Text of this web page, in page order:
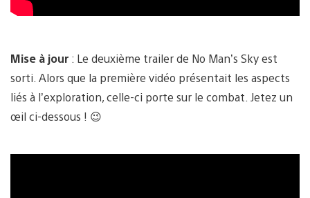
Mise à jour : Le deuxième trailer de No Man’s Sky est
sorti. Alors que la première vidéo présentait les aspects
liés à l’exploration, celle-ci porte sur le combat. Jetez un
œil ci-dessous ! 😉